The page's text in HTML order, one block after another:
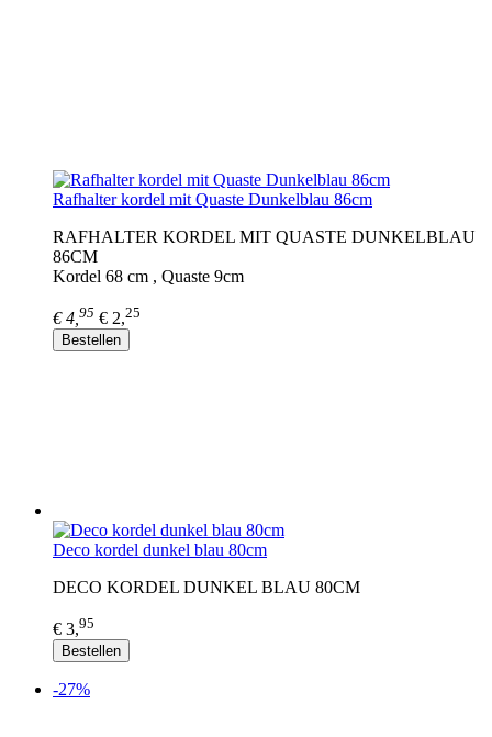
Rafhalter kordel mit Quaste Dunkelblau 86cm
RAFHALTER KORDEL MIT QUASTE DUNKELBLAU
86CM
Kordel 68 cm , Quaste 9cm
€ 4, 95 € 2,25
Bestellen
Deco kordel dunkel blau 80cm
DECO KORDEL DUNKEL BLAU 80CM
€ 3,95
Bestellen
-27%